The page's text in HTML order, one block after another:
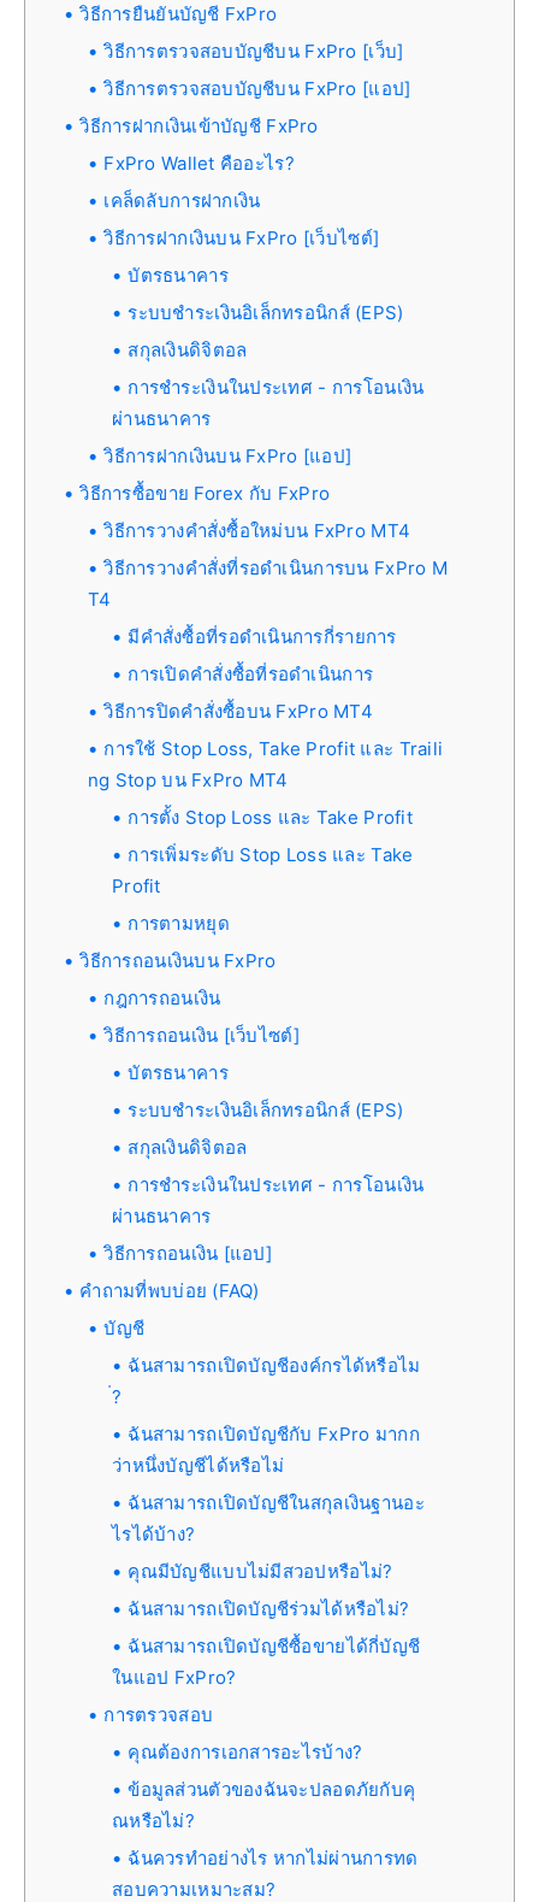
วิธีการยืนยันบัญชี FxPro
วิธีการตรวจสอบบัญชีบน FxPro [เว็บ]
วิธีการตรวจสอบบัญชีบน FxPro [แอป]
วิธีการฝากเงินเข้าบัญชี FxPro
FxPro Wallet คืออะไร?
เคล็ดลับการฝากเงิน
วิธีการฝากเงินบน FxPro [เว็บไซต์]
บัตรธนาคาร
ระบบชำระเงินอิเล็กทรอนิกส์ (EPS)
สกุลเงินดิจิตอล
การชำระเงินในประเทศ - การโอนเงิน
ผ่านธนาคาร
วิธีการฝากเงินบน FxPro [แอป]
วิธีการซื้อขาย Forex กับ FxPro
วิธีการวางคำสั่งซื้อใหม่บน FxPro MT4
วิธีการวางคำสั่งที่รอดำเนินการบน FxPro M
T4
มีคำสั่งซื้อที่รอดำเนินการกี่รายการ
การเปิดคำสั่งซื้อที่รอดำเนินการ
วิธีการปิดคำสั่งซื้อบน FxPro MT4
การใช้ Stop Loss, Take Profit และ Traili
ng Stop บน FxPro MT4
การตั้ง Stop Loss และ Take Profit
การเพิ่มระดับ Stop Loss และ Take
Profit
การตามหยุด
วิธีการถอนเงินบน FxPro
กฎการถอนเงิน
วิธีการถอนเงิน [เว็บไซต์]
บัตรธนาคาร
ระบบชำระเงินอิเล็กทรอนิกส์ (EPS)
สกุลเงินดิจิตอล
การชำระเงินในประเทศ - การโอนเงิน
ผ่านธนาคาร
วิธีการถอนเงิน [แอป]
คำถามที่พบบ่อย (FAQ)
บัญชี
ฉันสามารถเปิดบัญชีองค์กรได้หรือไม
่?
ฉันสามารถเปิดบัญชีกับ FxPro มากก
ว่าหนึ่งบัญชีได้หรือไม่
ฉันสามารถเปิดบัญชีในสกุลเงินฐานอะ
ไรได้บ้าง?
คุณมีบัญชีแบบไม่มีสวอปหรือไม่?
ฉันสามารถเปิดบัญชีร่วมได้หรือไม่?
ฉันสามารถเปิดบัญชีซื้อขายได้กี่บัญชี
ในแอป FxPro?
การตรวจสอบ
คุณต้องการเอกสารอะไรบ้าง?
ข้อมูลส่วนตัวของฉันจะปลอดภัยกับคุ
ณหรือไม่?
ฉันควรทำอย่างไร หากไม่ผ่านการทด
สอบความเหมาะสม?